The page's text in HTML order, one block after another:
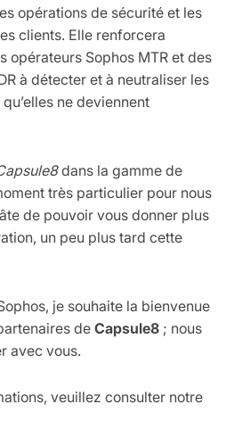
opérations de sécurité et les
clients. Elle renforcera
opérateurs Sophos MTR et des
à détecter et à neutraliser les
ne deviennent
dans la gamme de
très particulier pour nous
de pouvoir vous donner plus
un peu plus tard cette
je souhaite la bienvenue
deCapsule8 ; nous
avec vous.
veuillez consulter notre